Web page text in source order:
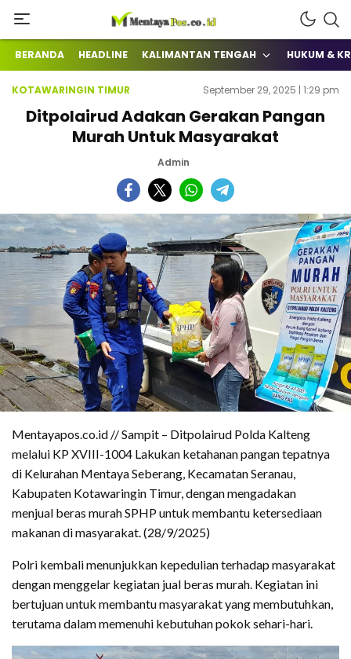
mentayapos.co.id
Terkini Mengabarkan
BERANDA HEADLINE KALIMANTAN TENGAH HUKUM &
KOTAWARINGIN TIMUR September 29, 2025 | 1:29 pm
‎‎Ditpolairud Adakan Gerakan Pangan
Murah Untuk Masyarakat
Admin
Mentayapos.co.id // Sampit – Ditpolairud Polda Kalteng
melalui KP XVIII-1004 Lakukan ketahanan pangan tepatnya
di Kelurahan Mentaya Seberang, Kecamatan Seranau,
Kabupaten Kotawaringin Timur, dengan mengadakan
menjual beras murah SPHP untuk membantu ketersediaan
makanan di masyarakat. (28/9/2025)
‎Polri kembali menunjukkan kepedulian terhadap masyarakat
dengan menggelar kegiatan jual beras murah. Kegiatan ini
bertujuan untuk membantu masyarakat yang membutuhkan,
terutama dalam memenuhi kebutuhan pokok sehari-hari.